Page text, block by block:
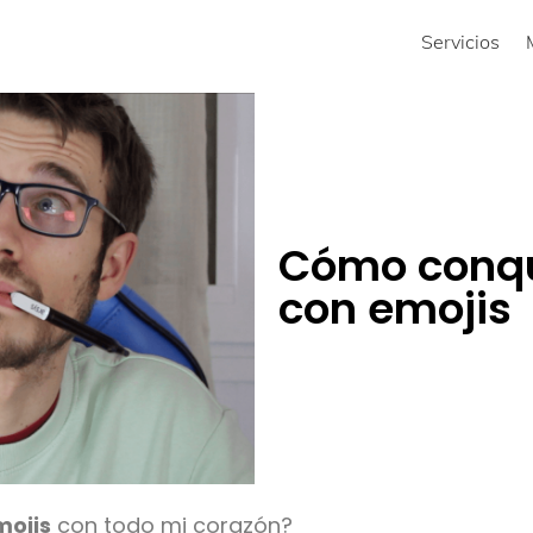
Servicios
Cómo
con emojis
con todo mi corazón?